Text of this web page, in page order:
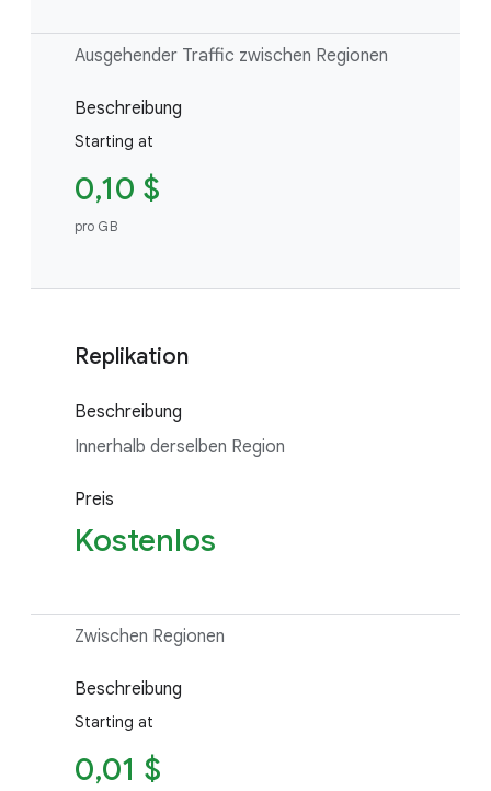
Ausgehender Traffic zwischen Regionen
Beschreibung
Starting at
0,10 $
pro GB
Replikation
Beschreibung
Innerhalb derselben Region
Preis
Kostenlos
Zwischen Regionen
Beschreibung
Starting at
0,01 $